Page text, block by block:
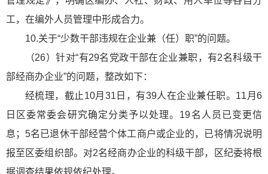
工，在编外人员管理中形成合力。
10.关于“少数干部违规在企业兼（任）职”的问题。
（26）针对“有29名党政干部在企业兼职，有2名科级干
部经商办企业”的问题，整改如下：
经梳理，截止10月31日，有39人在企业兼任职。11月6
日区委常委会研究确定分类予以处理。19名人员已变更信
息；5名已退休干部经营个体工商户或企业的，已将情况说明
报至区委组织部。对2名经商办企业的科级干部，区纪委将根